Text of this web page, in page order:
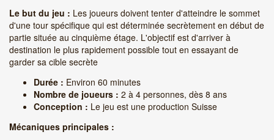
Le but du jeu : Les joueurs doivent tenter d'atteindre le sommet
d'une tour spécifique qui est déterminée secrètement en début de
partie située au cinquième étage. L'objectif est d'arriver à
destination le plus rapidement possible tout en essayant de
garder sa cible secrète
Durée : Environ 60 minutes
Nombre de joueurs : 2 à 4 personnes, dès 8 ans
Conception : Le jeu est une production Suisse
Mécaniques principales :